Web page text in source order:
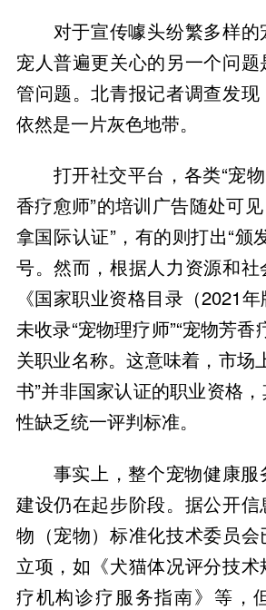
对于宣传噱头纷繁多样
宠人普遍更关心的另一个问
管问题。北青报记者调查发
依然是一片灰色地带。
打开社交平台，各类“宠
香疗愈师”的培训广告随处可
拿国际认证”，有的则打出“颁
号。然而，根据人力资源和
《国家职业资格目录（2021
未收录“宠物理疗师”“宠物芳香
关职业名称。这意味着，市场
书”并非国家认证的职业资格
性缺乏统一评判标准。
事实上，整个宠物健康
建设仍在起步阶段。据公开
物（宠物）标准化技术委员
立项，如《犬猫体况评分技
疗机构诊疗服务指南》等，